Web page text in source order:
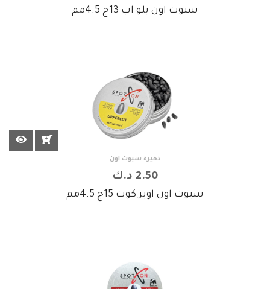
سبوت اون بلو اب 13ج 4.5مم
ذخيرة سبوت اون
2.50 د.ك
سبوت اون اوبر كوت 15ج 4.5مم